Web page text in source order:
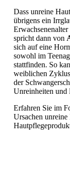
Dass unreine
übrigens ein
spricht dann von
sich auf eine
sowohl im
stattfinden. So
weiblichen
der
Unreinheiten und
Erfahren Sie im
Ursachen